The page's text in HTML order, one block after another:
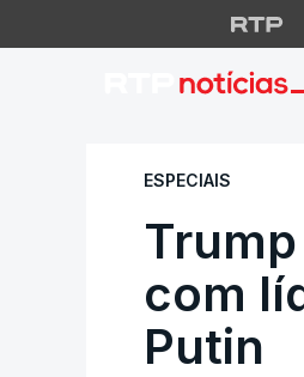
Trump
ESPECIAIS
com
Putin